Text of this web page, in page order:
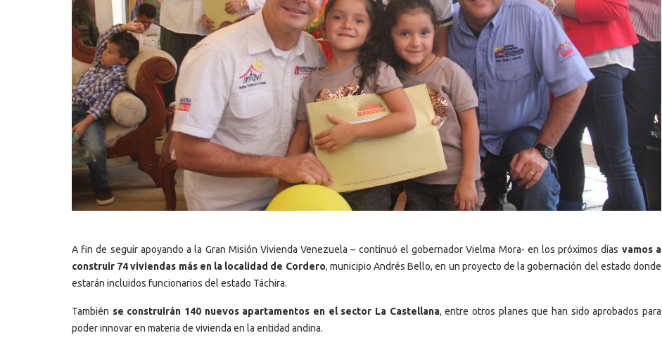
A fin de seguir apoyando a la Gran Misión Vivienda Venezuela – continuó el gobernador Vielma Mora- en los próximos días vamos a
construir 74 viviendas más en la localidad de Cordero, municipio Andrés Bello, en un proyecto de la gobernación del estado donde
estarán incluidos funcionarios del estado Táchira.
También se construirán 140 nuevos apartamentos en el sector La Castellana, entre otros planes que han sido aprobados para
poder innovar en materia de vivienda en la entidad andina.